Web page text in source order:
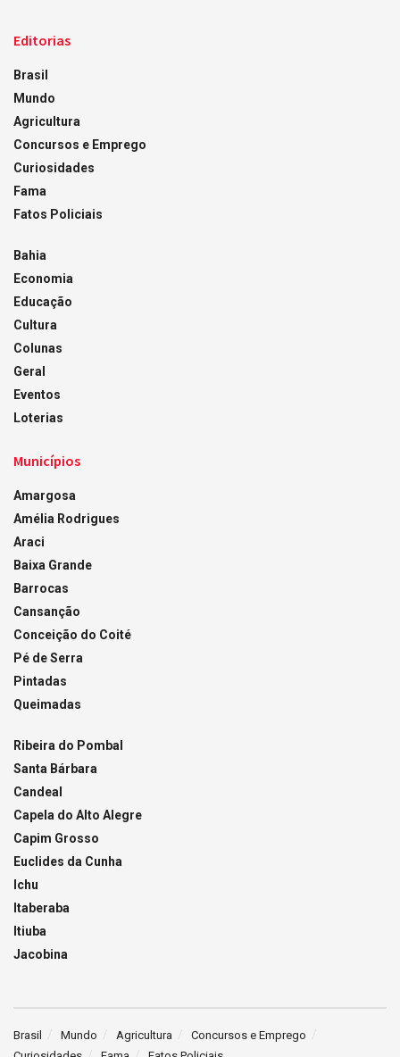
Editorias
Brasil
Mundo
Agricultura
Concursos e Emprego
Curiosidades
Fama
Fatos Policiais
Bahia
Economia
Educação
Cultura
Colunas
Geral
Eventos
Loterias
Municípios
Amargosa
Amélia Rodrigues
Araci
Baixa Grande
Barrocas
Cansanção
Conceição do Coité
Pé de Serra
Pintadas
Queimadas
Ribeira do Pombal
Santa Bárbara
Candeal
Capela do Alto Alegre
Capim Grosso
Euclides da Cunha
Ichu
Itaberaba
Itiuba
Jacobina
Brasil Mundo Agricultura
Concursos e Emprego